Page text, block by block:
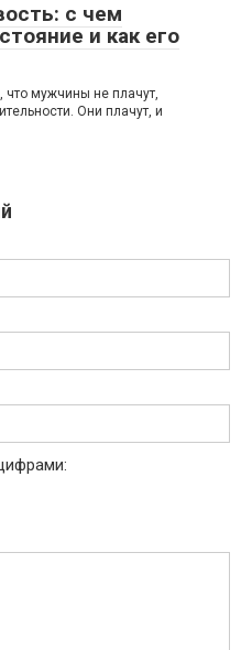
с чем
и как его
мужчины не плачут,
Они плачут, и